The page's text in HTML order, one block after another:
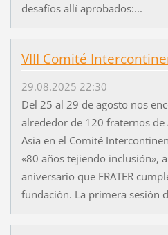
desafíos allí aprobados:...
VIII Comité
29.08.2025 22:30
Del 25 al 29 de agosto nos
alrededor de 120 fraternos de
Asia en el Comité
«80 años tejiendo inclusión»,
aniversario que FRATER
fundación. La primera sesión